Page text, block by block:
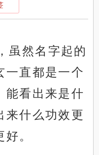
虽然名字起的
一直都是一个
能看出来是什
来什么功效更
。